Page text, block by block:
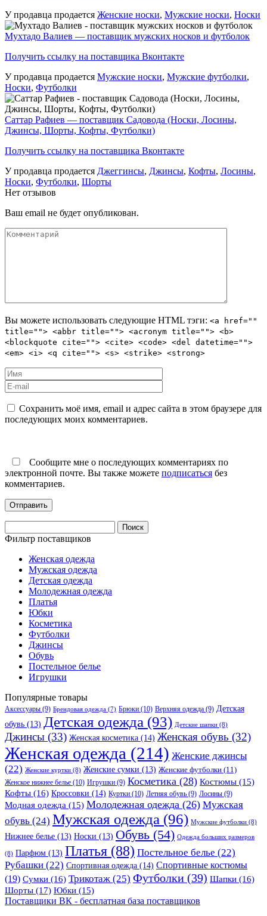
У продавца продается Женские носки, Мужские носки, Носки
Мухтадо Валиев — поставщик мужских носков и футболок
Получить ссылку на поставщика Вконтакте
У продавца продается Мужские носки, Мужские футболки,
Носки, Футболки
Саттар Рафиев — поставщик Садовода (Носки, Лосины,
Джинсы, Шорты, Кофты, Футболки)
Получить ссылку на поставщика Вконтакте
У продавца продается Джеггинсы, Джинсы, Кофты, Лосины,
Носки, Футболки, Шорты
Нет отзывов
Ваш email не будет опубликован.
Вы можете использовать следующие HTML тэги: <a href=""
title=""> <abbr title=""> <acronym title=""> <b>
<blockquote cite=""> <cite> <code> <del datetime="">
<em> <i> <q cite=""> <s> <strike> <strong>
Сохранить моё имя, email и адрес сайта в этом браузере для
последующих моих комментариев.
Сообщите мне о последующих комментариях по
электронной почте. Вы также можете подписаться без
комментариев.
Фильтр поставщиков
Женская одежда
Мужская одежда
Детская одежда
Молодежная одежда
Платья
Юбки
Косметика
Футболки
Джинсы
Обувь
Постельное белье
Игрушки
Популярные товары
Аксессуары (9) Брендовая одежда (7) Брюки (10) Верхняя одежда (9) Детская
обувь (13) Детская одежда (93) Детские шапки (8)
Джинсы (33) Женская косметика (14) Женская обувь (32)
Женская одежда (214) Женские джинсы
(22) Женские куртки (8) Женские сумки (13) Женские футболки (11)
Женское нижнее белье (10) Игрушки (9) Косметика (28) Костюмы (15)
Кофты (16) Кроссовки (14) Куртки (10) Летняя обувь (9) Лосины (9)
Модная одежда (15) Молодежная одежда (26) Мужская
обувь (24) Мужская одежда (96) Мужские футболки (8)
Нижнее белье (13) Носки (13) Обувь (54) Одежда больших размеров
(8) Парфюм (13) Платья (88) Постельное белье (22)
Рубашки (22) Спортивная одежда (14) Спортивные костюмы
(19) Сумки (16) Трикотаж (25) Футболки (39) Шапки (16)
Шорты (17) Юбки (15)
Поставщики ВК - бесплатная база поставщиков